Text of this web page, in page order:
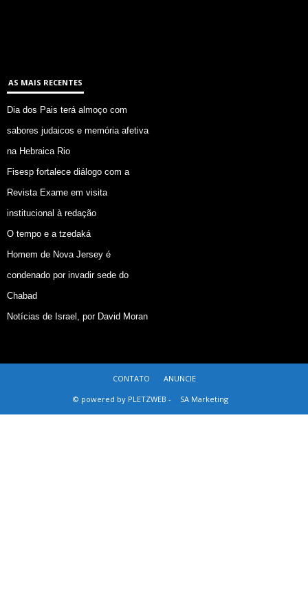
AS MAIS RECENTES
Dia dos Pais terá almoço com
sabores judaicos e memória afetiva
na Hebraica Rio
Fisesp fortalece diálogo com a
Revista Exame em visita
institucional à redação
O tempo e a tzedaká
Homem de Nova Jersey é
condenado por invadir sede do
Chabad
Notícias de Israel, por David Moran
CONTATO
ANUNCIE
© powered by PLETZWEB -
SA Marketing